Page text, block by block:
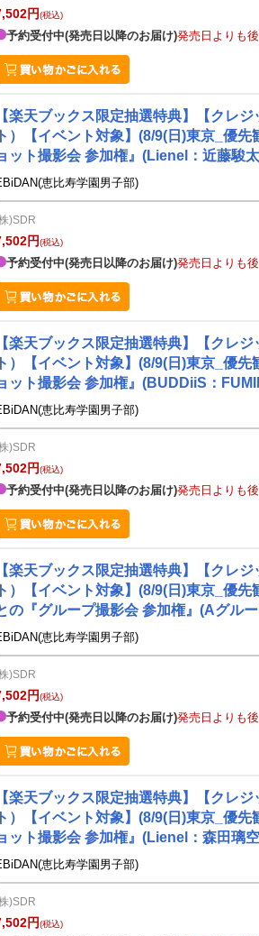
円(税込)
予約受付中(発売日以降のお届け)発売日よりも
【楽天ブックス限定抽選特典】【クレ
ト）【イベント対象】(8/9(日)東京_優
ット撮影会 参加権』(Lienel：近藤駿
恵比寿学園男子部)
)SDR
円(税込)
予約受付中(発売日以降のお届け)発売日よりも
【楽天ブックス限定抽選特典】【クレ
ト）【イベント対象】(8/9(日)東京_優
ット撮影会 参加権』(BUDDiiS：
恵比寿学園男子部)
)SDR
円(税込)
予約受付中(発売日以降のお届け)発売日よりも
【楽天ブックス限定抽選特典】【クレ
ト）【イベント対象】(8/9(日)東京_優
の『グループ撮影会 参加権』(Aグル
恵比寿学園男子部)
)SDR
円(税込)
予約受付中(発売日以降のお届け)発売日よりも
【楽天ブックス限定抽選特典】【クレ
ト）【イベント対象】(8/9(日)東京_優
ット撮影会 参加権』(Lienel：森田璃
恵比寿学園男子部)
)SDR
円(税込)